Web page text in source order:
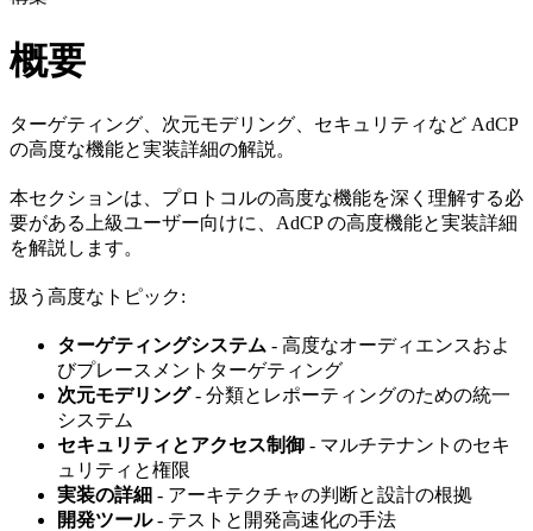
概要
ターゲティング、次元モデリング、セキュリティなど AdCP
の高度な機能と実装詳細の解説。
本セクションは、プロトコルの高度な機能を深く理解する必
要がある上級ユーザー向けに、AdCP の高度機能と実装詳細
を解説します。
扱う高度なトピック:
ターゲティングシステム - 高度なオーディエンスおよ
びプレースメントターゲティング
次元モデリング- 分類とレポーティングのための統一
システム
セキュリティとアクセス制御 - マルチテナントのセキ
ュリティと権限
実装の詳細 - アーキテクチャの判断と設計の根拠
開発ツール- テストと開発高速化の手法